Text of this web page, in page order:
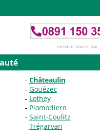
service fourni
Châteaulin
Gouézec
Lothey
Plomodiern
Saint-Coulitz
Trégarvan